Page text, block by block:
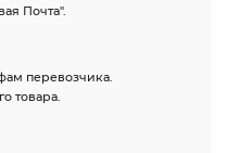
Почта".
перевозчика.
товара.